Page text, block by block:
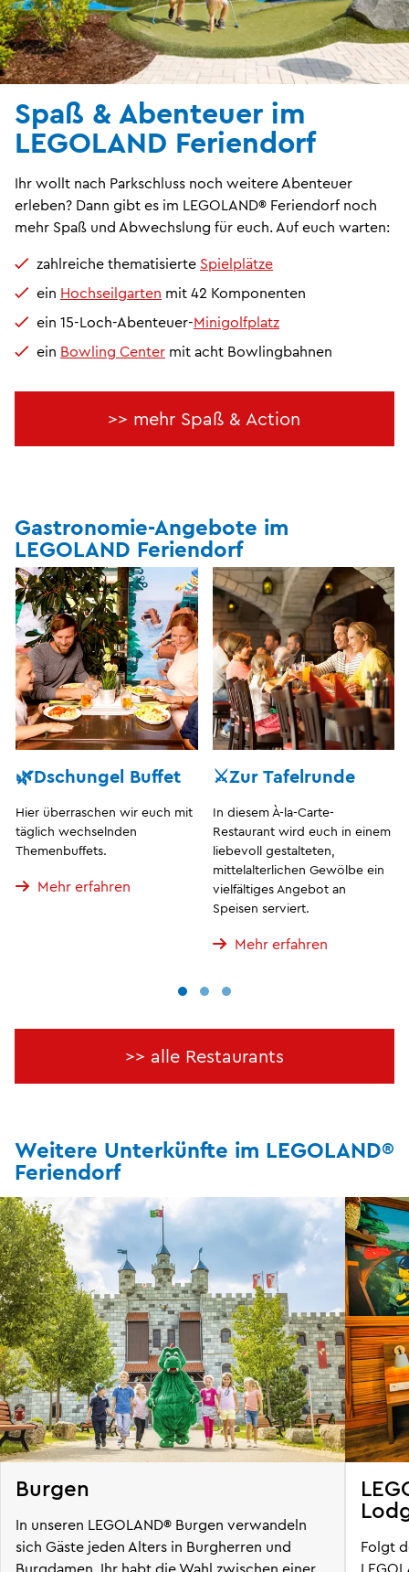
Spaß & Abenteuer im
LEGOLAND Feriendorf
Ihr wollt nach Parkschluss noch weitere Abenteuer
erleben? Dann gibt es im LEGOLAND® Feriendorf noch
mehr Spaß und Abwechslung für euch. Auf euch warten:
zahlreiche thematisierte Spielplätze
ein Hochseilgarten mit 42 Komponenten
ein 15-Loch-Abenteuer-Minigolfplatz
ein Bowling Center mit acht Bowlingbahnen
>> mehr Spaß & Action
Gastronomie-Angebote im
LEGOLAND Feriendorf
🌿Dschungel Buffet
Hier überraschen wir euch mit
täglich wechselnden
Themenbuffets.
Mehr erfahren
⚔️Zur Tafelrunde
In diesem À-la-Carte-
Restaurant wird euch in einem
liebevoll gestalteten,
mittelalterlichen Gewölbe ein
vielfältiges Angebot an
Speisen serviert.
Mehr erfahren
>> alle Restaurants
Weitere Unterkünfte im LEGOLAND®
Feriendorf
Burgen
In unseren LEGOLAND® Burgen verwandeln
sich Gäste jeden Alters in Burgherren und
Burgdamen. Ihr habt die Wahl zwischen einer
Folgt